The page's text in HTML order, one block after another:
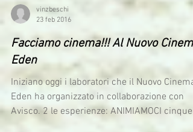
vinzbeschi
23 feb 2016
Facciamo cinema!!! Al Nuovo Cinema
Eden
Iniziano oggi i laboratori che il Nuovo Cinema
Eden ha organizzato in collaborazione con